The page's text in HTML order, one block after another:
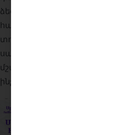
ձեզ մեր այս ամենամյա
համայնքային
տոնակատարությանը։ Ձեզ
սպասում է բազմազան
մշակութային ծրագրեր,
ինչպես [...]